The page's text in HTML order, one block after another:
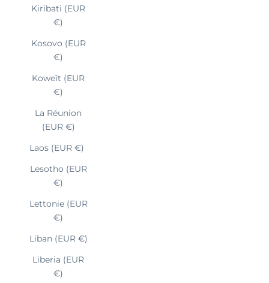
Kiribati (EUR
€)
Kosovo (EUR
€)
Koweït (EUR
€)
La Réunion
(EUR €)
Laos (EUR €)
Lesotho (EUR
€)
Lettonie (EUR
€)
Liban (EUR €)
Liberia (EUR
€)